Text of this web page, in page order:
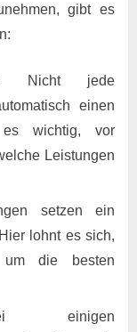
gibt es
Nicht jede
einen
es wichtig, vor
Leistungen
setzen ein
lohnt es sich,
um die besten